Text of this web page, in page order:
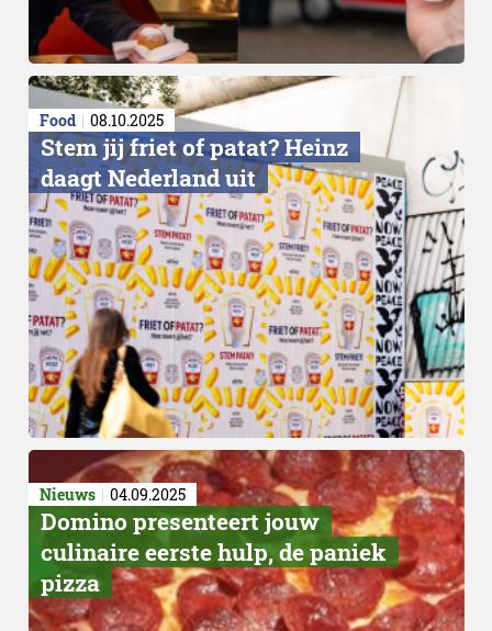
Pop-uplocaties
Oprichters
Food 08.10.2025
Stem jij friet of patat? Heinz
daagt Nederland uit
Nieuws 04.09.2025
Domino presenteert jouw
culinaire eerste hulp, de paniek
pizza